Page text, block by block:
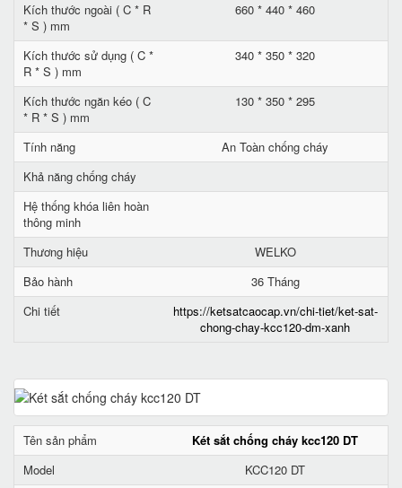
Kích thước ngoài ( C * R
* S ) mm
660 * 440 * 460
Kích thước sử dụng ( C *
R * S ) mm
340 * 350 * 320
Kích thước ngăn kéo ( C
* R * S ) mm
130 * 350 * 295
Tính năng
An Toàn chống cháy
Khả năng chống cháy
Hệ thống khóa liên hoàn
thông minh
Thương hiệu
WELKO
Bảo hành
36 Tháng
Chi tiết
https://ketsatcaocap.vn/chi-tiet/ket-sat-
chong-chay-kcc120-dm-xanh
Tên sản phẩm
Két sắt chống cháy kcc120 DT
Model
KCC120 DT